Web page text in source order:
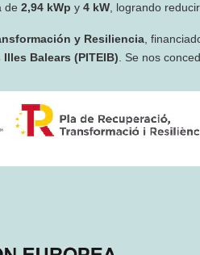
de 2,94 kWp y 4 kW, logrando
y Resiliencia,
Balears (PITEIB). Se nos